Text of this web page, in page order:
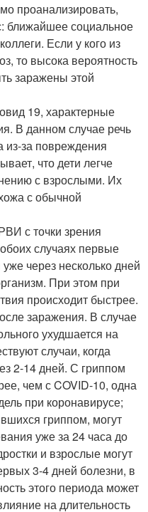
проанализировать,
ближайшее социальное
Если у кого из
то высока вероятность
заражены этой
19, характерные
В данном случае речь
из-за повреждения
что дети легче
с взрослыми. Их
с обычной
с точки зрения
случаях первые
через несколько дней
При этом при
происходит быстрее.
заражения. В случае
ухудшается на
случаи, когда
2-14 дней. С гриппом
чем с COVID-10, одна
при коронавирусе;
гриппом, могут
уже за 24 часа до
и взрослые могут
3-4 дней болезни, в
этого периода может
на длительность